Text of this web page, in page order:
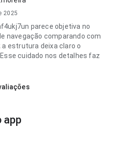
2025
parece objetiva no
navegação comparando com
a estrutura deixa claro o
cuidado nos detalhes faz
app